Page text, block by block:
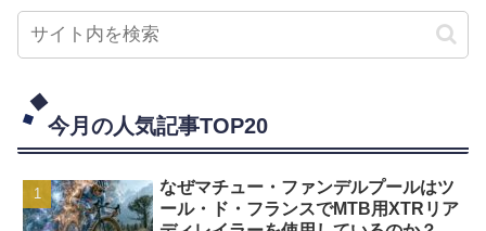
今月の人気記事TOP20
なぜマチュー・ファンデルプールはツ
ール・ド・フランスでMTB用XTRリア